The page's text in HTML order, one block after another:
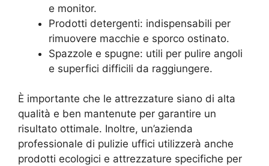
e monitor.
Prodotti detergenti: indispensabili per
rimuovere macchie e sporco ostinato.
Spazzole e spugne: utili per pulire angoli
e superfici difficili da raggiungere.
È importante che le attrezzature siano di alta
qualità e ben mantenute per garantire un
risultato ottimale. Inoltre, un’azienda
professionale di pulizie uffici utilizzerà anche
prodotti ecologici e attrezzature specifiche per